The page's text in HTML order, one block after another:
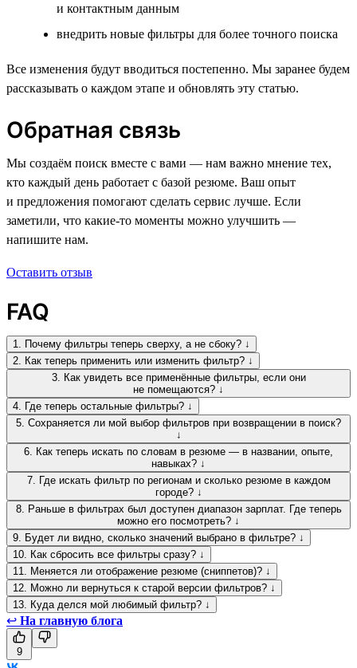
и контактным данным
внедрить новые фильтры для более точного поиска
Все изменения будут вводиться постепенно. Мы заранее будем
рассказывать о каждом этапе и обновлять эту статью.
Обратная связь
Мы создаём поиск вместе с вами — нам важно мнение тех,
кто каждый день работает с базой резюме. Ваш опыт
и предложения помогают сделать сервис лучше. Если
заметили, что какие-то моменты можно улучшить —
напишите нам.
Оставить отзыв
FAQ
1. Почему фильтры теперь сверху, а не сбоку? ↓
2. Как теперь применить или изменить фильтр? ↓
3. Как увидеть все применённые фильтры, если они
не помещаются? ↓
4. Где теперь остальные фильтры? ↓
5. Сохраняется ли мой выбор фильтров при возвращении в поиск?
↓
6. Как теперь искать по словам в резюме — в названии, опыте,
навыках? ↓
7. Где искать фильтр по регионам и сколько резюме в каждом
городе? ↓
8. Раньше в фильтрах был доступен диапазон зарплат. Где теперь
можно его посмотреть? ↓
9. Будет ли видно, сколько значений выбрано в фильтре? ↓
10. Как сбросить все фильтры сразу? ↓
11. Меняется ли отображение резюме (сниппетов)? ↓
12. Можно ли вернуться к старой версии фильтров? ↓
13. Куда делся мой любимый фильтр? ↓
↩ На главную блога
9